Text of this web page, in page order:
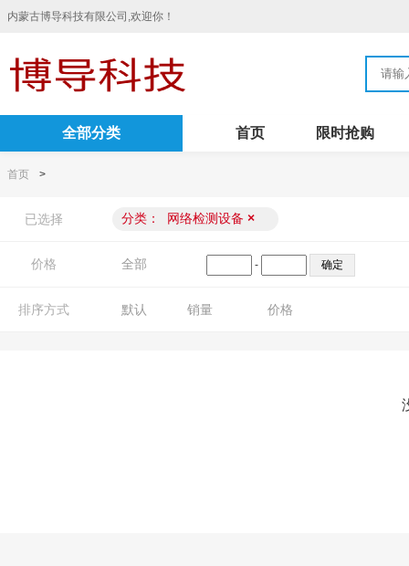
内蒙古博导科技有限公司,欢迎你！
全部分类 首页 限时抢购
首页 >
已选择 分类： 网络检测设备 ×
价格 全部 -
排序方式 默认 销量 价格